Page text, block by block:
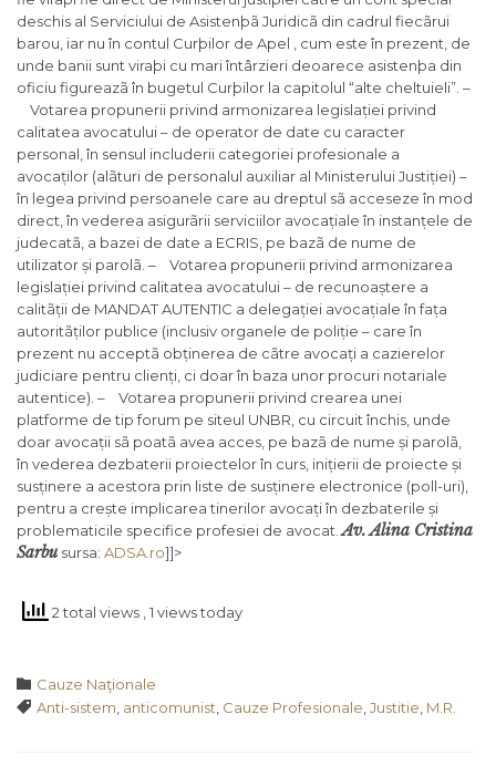
deschis al Serviciului de Asistenþã Juridicã din cadrul fiecãrui
barou, iar nu în contul Curþilor de Apel , cum este în prezent, de
unde banii sunt viraþi cu mari întârzieri deoarece asistenþa din
oficiu figureazã în bugetul Curþilor la capitolul “alte cheltuieli”. –
Votarea propunerii privind armonizarea legislației privind
calitatea avocatului – de operator de date cu caracter
personal, în sensul includerii categoriei profesionale a
avocaților (alãturi de personalul auxiliar al Ministerului Justiției) –
în legea privind persoanele care au dreptul sã acceseze în mod
direct, în vederea asigurãrii serviciilor avocațiale în instanțele de
judecatã, a bazei de date a ECRIS, pe bazã de nume de
utilizator și parolã. – Votarea propunerii privind armonizarea
legislației privind calitatea avocatului – de recunoaștere a
calitãții de MANDAT AUTENTIC a delegației avocațiale în fața
autoritãților publice (inclusiv organele de poliție – care în
prezent nu acceptã obținerea de cãtre avocați a cazierelor
judiciare pentru clienți, ci doar în baza unor procuri notariale
autentice). – Votarea propunerii privind crearea unei
platforme de tip forum pe siteul UNBR, cu circuit închis, unde
doar avocații sã poatã avea acces, pe bazã de nume și parolã,
în vederea dezbaterii proiectelor în curs, inițierii de proiecte și
susținere a acestora prin liste de susținere electronice (poll-uri),
pentru a crește implicarea tinerilor avocați în dezbaterile și
problematicile specifice profesiei de avocat.Av. Alina Cristina
Sarbusursa: ADSA.ro]]>
2 total views , 1 views today
 Category
Cauze Naţionale
 Tags
Anti-sistem anticomunist Cauze Profesionale Justitie M.R.